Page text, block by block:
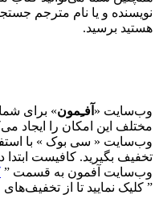
نویسنده و یا نام مترجم
هستید برسید.
وب‌سایت «آفـِمون» برای
مختلف این امکان را ایجاد
وب‌سایت « سی بوک » با
تخفیف بگیرید. کافیست
وب‌سایت آفمون به قسمت ”
” کلیک نمایید تا از